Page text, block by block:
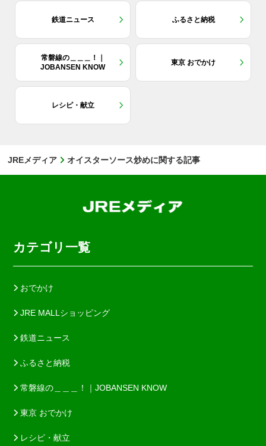
鉄道ニュース ふるさと納税
常磐線の＿＿＿！｜
JOBANSEN KNOW
東京 おでかけ
レシピ・献立
JREメディア オイスターソース炒めに関する記事
カテゴリ一覧
おでかけ
JRE MALLショッピング
鉄道ニュース
ふるさと納税
常磐線の＿＿＿！｜JOBANSEN KNOW
東京 おでかけ
レシピ・献立